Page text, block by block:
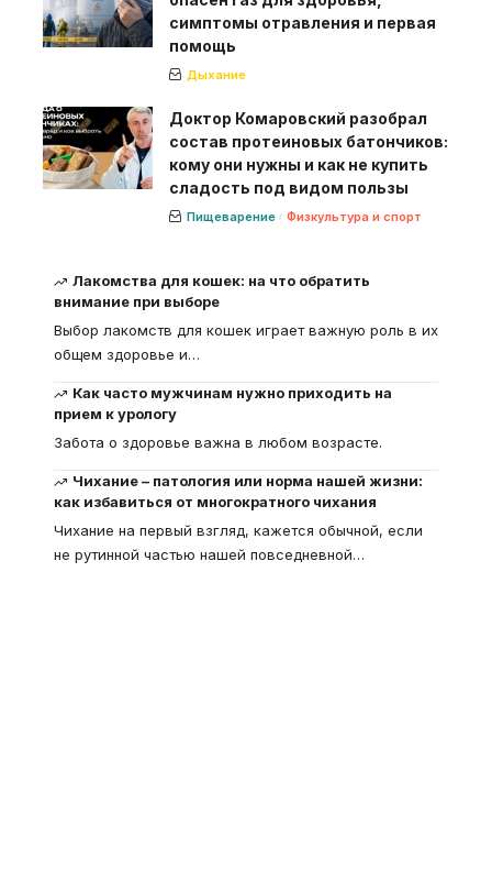
симптомы отравления и первая
помощь
Дыхание
Доктор Комаровский разобрал
состав протеиновых батончиков:
кому они нужны и как не купить
сладость под видом пользы
Пищеварение Физкультура и спорт
Лакомства для кошек: на что обратить
внимание при выборе
Выбор лакомств для кошек играет важную роль в их
общем здоровье и…
Как часто мужчинам нужно приходить на
прием к урологу
Забота о здоровье важна в любом возрасте.
Чихание – патология или норма нашей жизни:
как избавиться от многократного чихания
Чихание на первый взгляд, кажется обычной, если
не рутинной частью нашей повседневной…